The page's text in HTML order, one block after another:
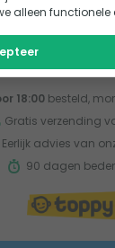
398,95
18:00 besteld,
Gratis verzending
Eerlijk advies van
90 dagen
alleen